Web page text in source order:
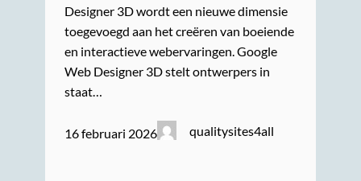
Designer 3D wordt een nieuwe dimensie
toegevoegd aan het creëren van boeiende
en interactieve webervaringen. Google
Web Designer 3D stelt ontwerpers in
staat…
16 februari 2026 qualitysites4all